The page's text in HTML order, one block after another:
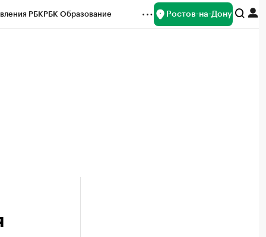
РБКРБК Образование Ростов-на-Дону